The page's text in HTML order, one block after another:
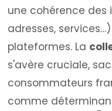
une cohérence des
adresses,
plateformes. La
s'avère cruciale,
consommateurs
comme